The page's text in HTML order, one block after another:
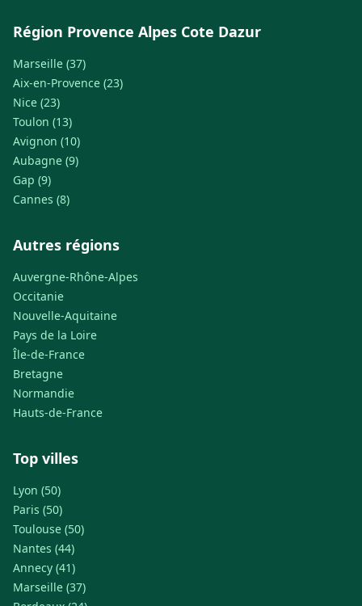
Région Provence Alpes Cote Dazur
Marseille (37)
Aix-en-Provence (23)
Nice (23)
Toulon (13)
Avignon (10)
Aubagne (9)
Gap (9)
Cannes (8)
Autres régions
Auvergne-Rhône-Alpes
Occitanie
Nouvelle-Aquitaine
Pays de la Loire
Île-de-France
Bretagne
Normandie
Hauts-de-France
Top villes
Lyon (50)
Paris (50)
Toulouse (50)
Nantes (44)
Annecy (41)
Marseille (37)